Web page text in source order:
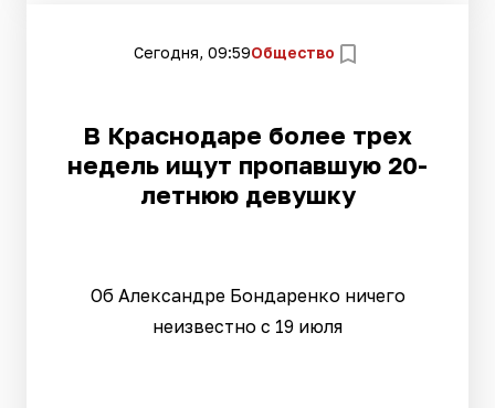
Сегодня, 09:59Общество
В Краснодаре более трех
недель ищут пропавшую 20-
летнюю девушку
Об Александре Бондаренко ничего
неизвестно с 19 июля